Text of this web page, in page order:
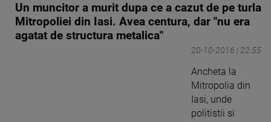
Un muncitor a murit dupa ce a cazut de pe turla
Mitropoliei din Iasi. Avea centura, dar "nu era
agatat de structura metalica"
20-10-2016 | 22:55
Ancheta la
Mitropolia din
Iasi, unde
politistii si